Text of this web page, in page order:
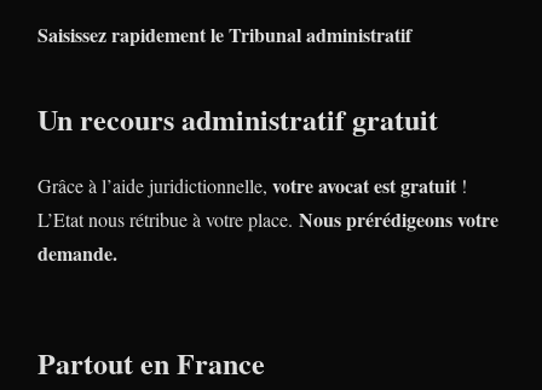
Saisissez rapidement le Tribunal administratif
Un recours administratif gratuit
Grâce à l’aide juridictionnelle, votre avocat est gratuit !
L’Etat nous rétribue à votre place. Nous prérédigeons votre
demande.
Partout en France